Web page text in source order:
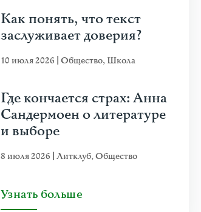
Как понять, что текст
заслуживает доверия?
10 июля 2026 Общество, Школа
Где кончается страх: Анна
Сандермоен о литературе
и выборе
8 июля 2026 Литклуб,Общество
Узнать больше